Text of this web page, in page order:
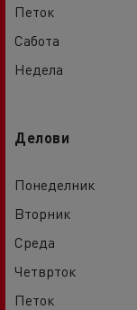
Петок
Сабота
Недела
Делови
Понеделник
Вторник
Среда
Четврток
Петок